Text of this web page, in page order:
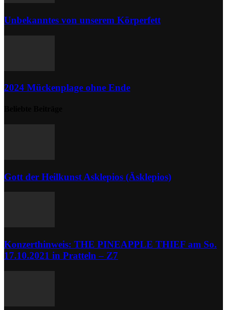
Unbekanntes von unserem Körperfett
2024 Mückenplage ohne Ende
Gott der Heilkunst Asklepios (Äsklepios)
Konzerthinweis: THE PINEAPPLE THIEF am So.
17.10.2021 in Pratteln – Z7